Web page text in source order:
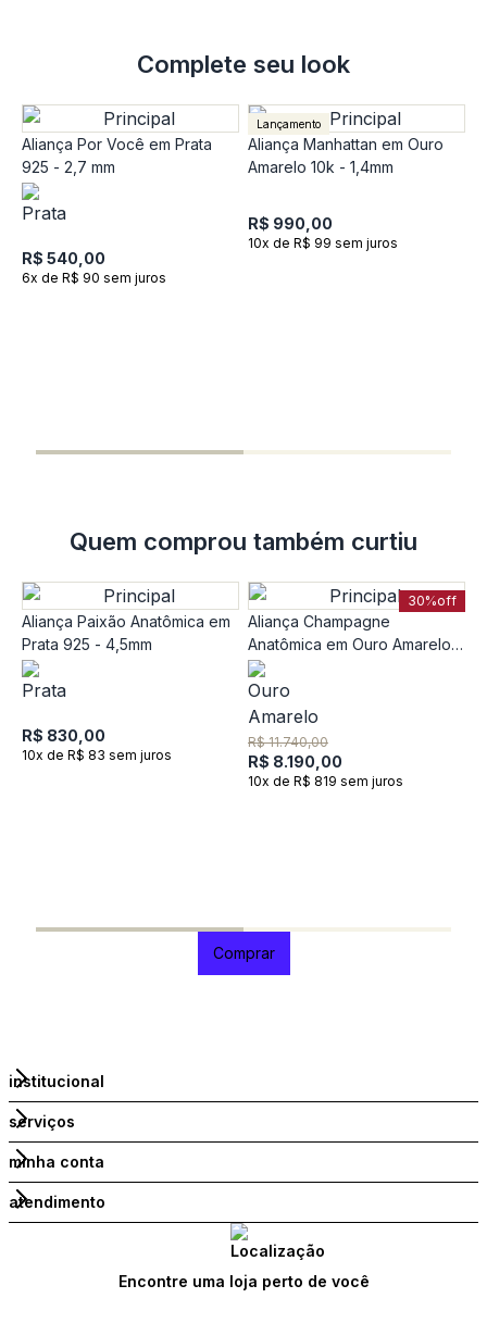
Complete seu look
Aliança Por Você em Prata
925 - 2,7 mm
R$ 540,00
6x de R$ 90 sem juros
Lançamento
Aliança Manhattan em Ouro
Amarelo 10k - 1,4mm
R$ 990,00
10x de R$ 99 sem juros
Quem comprou também curtiu
Aliança Paixão Anatômica em
Prata 925 - 4,5mm
R$ 830,00
10x de R$ 83 sem juros
30%off
Aliança Champagne
Anatômica em Ouro Amarelo
18k - 2mm
R$ 11.740,00
R$ 8.190,00
10x de R$ 819 sem juros
Comprar
institucional
serviços
minha conta
atendimento
Encontre uma loja perto de você